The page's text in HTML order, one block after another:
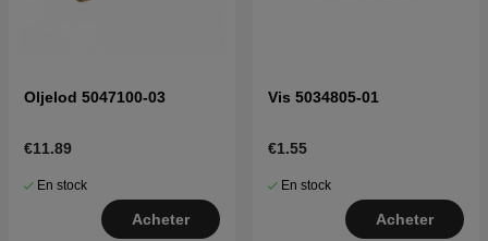
Oljelod 5047100-03
€11.89
En stock
Acheter
Vis 5034805-01
€1.55
En stock
Acheter